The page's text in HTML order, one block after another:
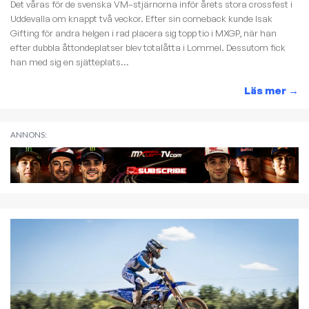
Det våras för de svenska VM–stjärnorna inför årets stora crossfest i
Uddevalla om knappt två veckor. Efter sin comeback kunde Isak
Gifting för andra helgen i rad placera sig topp tio i MXGP, när han
efter dubbla åttondeplatser blev totalåtta i Lommel. Dessutom fick
han med sig en sjätteplats...
Läs mer →
ANNONS: